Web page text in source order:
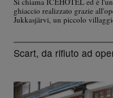
ghiaccio realizzato grazie
Jukkasjärvi, un piccolo
Scart, da rifiuto ad